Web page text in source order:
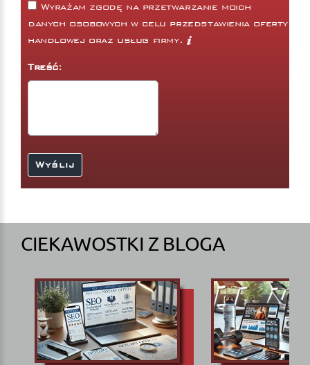
Wyrażam zgodę na przetwarzanie moich
danych osobowych w celu przedstawienia oferty
handlowej oraz usług firmy.
Treść:
CIEKAWOSTKI Z BLOGA